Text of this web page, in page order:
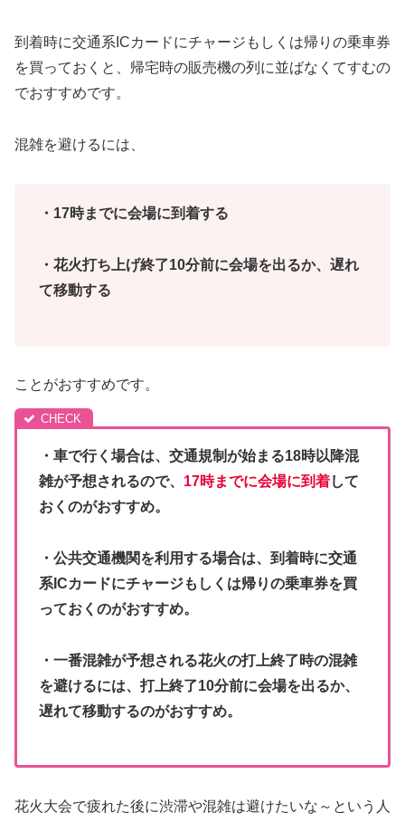
到着時に交通系ICカードにチャージもしくは帰りの乗車券
を買っておくと、帰宅時の販売機の列に並ばなくてすむの
でおすすめです。
混雑を避けるには、
・17時までに会場に到着する
・花火打ち上げ終了10分前に会場を出るか、遅れ
て移動する
ことがおすすめです。
・車で行く場合は、交通規制が始まる18時以降混
雑が予想されるので、 17時までに会場に到着して
おくのがおすすめ。
・公共交通機関を利用する場合は、到着時に交通
系ICカードにチャージもしくは帰りの乗車券を買
っておくのがおすすめ。
・一番混雑が予想される花火の打上終了時の混雑
を避けるには、打上終了10分前に会場を出るか、
遅れて移動するのがおすすめ。
花火大会で疲れた後に渋滞や混雑は避けたいな～という人